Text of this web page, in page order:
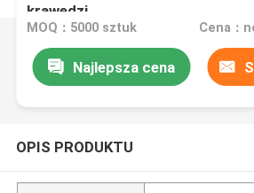
krawędzi
MOQ：5000 sztuk Cena：
Najlepsza cena
OPIS PRODUKTU